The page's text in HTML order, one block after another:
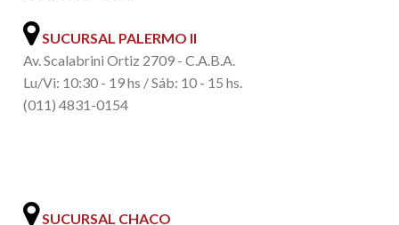
SUCURSAL PALERMO II
Av. Scalabrini Ortiz 2709 - C.A.B.A.
Lu/Vi: 10:30 - 19 hs / Sáb: 10 - 15 hs.
(011) 4831-0154
SUCURSAL CHACO